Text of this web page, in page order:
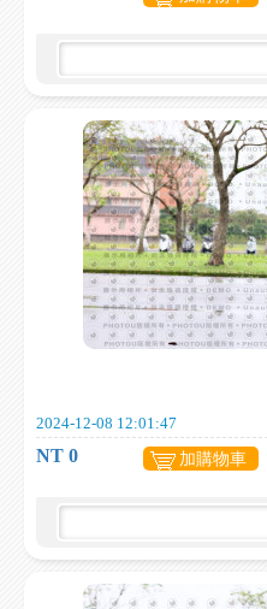
2024-12-08 12:01:47
NT 0 加購物車